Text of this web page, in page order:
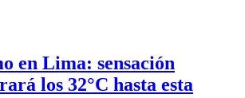
en Lima: sensación
los 32°C hasta esta